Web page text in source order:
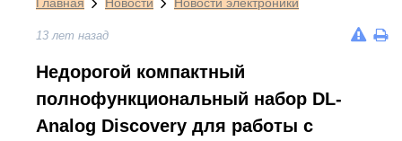
13 лет назад
Недорогой компактный
полнофункциональный набор DL-
Analog Discovery для работы с